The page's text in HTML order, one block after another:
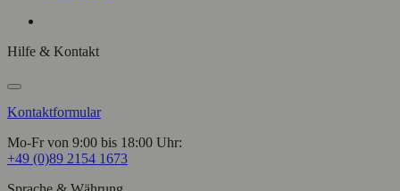
Hilfe & Kontakt
Kontaktformular
Mo-Fr von 9:00 bis 18:00 Uhr:
+49 (0)89 2154 1673